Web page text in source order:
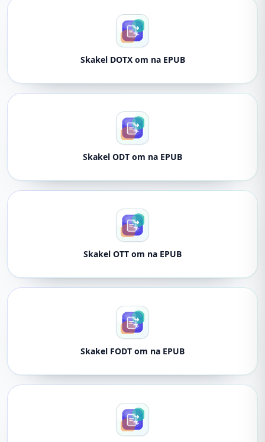
Skakel DOTX om na EPUB
Skakel ODT om na EPUB
Skakel OTT om na EPUB
Skakel FODT om na EPUB